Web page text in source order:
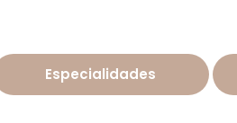
Especialidades